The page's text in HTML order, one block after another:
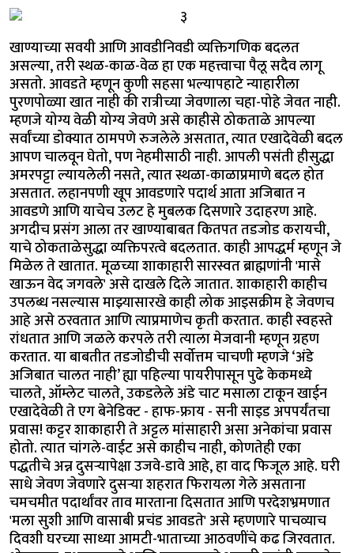
खाण्याच्या सवयी आणि आवडीनिवडी व्यक्तिगणिक बदलत
असल्या, तरी स्थळ-काळ-वेळ हा एक महत्त्वाचा पैलू सदैव लागू
असतो. आवडते म्हणून कुणी सहसा भल्यापहाटे न्याहारीला
पुरणपोळ्या खात नाही की रात्रीच्या जेवणाला चहा-पोहे जेवत नाही.
म्हणजे योग्य वेळी योग्य जेवणे असे काहीसे ठोकताळे आपल्या
सर्वांच्या डोक्यात ठामपणे रुजलेले असतात, त्यात एखादेवेळी बदल
आपण चालवून घेतो, पण नेहमीसाठी नाही. आपली पसंती हीसुद्धा
अमरपट्टा ल्यायलेली नसते, त्यात स्थळा-काळाप्रमाणे बदल होत
असतात. लहानपणी खूप आवडणारे पदार्थ आता अजिबात न
आवडणे आणि याचेच उलट हे मुबलक दिसणारे उदाहरण आहे.
अगदीच प्रसंग आला तर खाण्याबाबत कितपत तडजोड करायची,
याचे ठोकताळेसुद्धा व्यक्तिपरत्वे बदलतात. काही आपद्धर्म म्हणून जे
मिळेल ते खातात. मूळच्या शाकाहारी सारस्वत ब्राह्मणांनी 'मासे
खाऊन वेद जगवले' असे दाखले दिले जातात. शाकाहारी काहीच
उपलब्ध नसल्यास माझ्यासारखे काही लोक आइसक्रीम हे जेवणच
आहे असे ठरवतात आणि त्याप्रमाणेच कृती करतात. काही स्वहस्ते
रांधतात आणि जळले करपले तरी त्याला मेजवानी म्हणून ग्रहण
करतात. या बाबतीत तडजोडीची सर्वोत्तम चाचणी म्हणजे ‘अंडे
अजिबात चालत नाही’ ह्या पहिल्या पायरीपासून पुढे केकमध्ये
चालते, ऑम्लेट चालते, उकडलेले अंडे चाट मसाला टाकून खाईन
एखादेवेळी ते एग बेनेडिक्ट - हाफ-फ्राय - सनी साइड अपपर्यंतचा
प्रवास! कट्टर शाकाहारी ते अट्टल मांसाहारी असा अनेकांचा प्रवास
होतो. त्यात चांगले-वाईट असे काहीच नाही, कोणतेही एका
पद्धतीचे अन्न दुसऱ्यापेक्षा उजवे-डावे आहे, हा वाद फिजूल आहे. घरी
साधे जेवण जेवणारे दुसऱ्या शहरात फिरायला गेले असताना
चमचमीत पदार्थांवर ताव मारताना दिसतात आणि परदेशभ्रमणात
'मला सुशी आणि वासाबी प्रचंड आवडते' असे म्हणणारे पाचव्याच
दिवशी घरच्या साध्या आमटी-भाताच्या आठवणींचे कढ जिरवतात.